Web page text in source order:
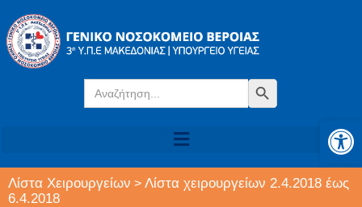
Search
for:
Search Button
Λίστα Χειρουργείων > Λίστα χειρουργείων 2.4.2018 έως
6.4.2018